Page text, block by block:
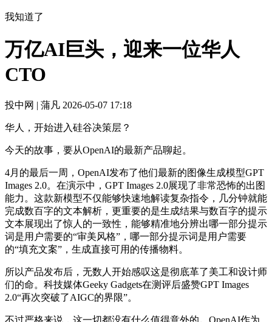
我知道了
万亿AI巨头，迎来一位华人
CTO
投中网 | 蒲凡 2026-05-07 17:18
华人，开始进入硅谷决策层？
今天的故事，要从OpenAI的最新产品聊起。
4月的最后一周，OpenAI发布了他们最新的图像生成模型GPT
Images 2.0。在演示中，GPT Images 2.0展现了非常恐怖的出图
能力。这款新模型不仅能够快速地解读复杂指令，几分钟就能
完成数百字的文本解析，更重要的是生成结果与数百字的提示
文本展现出了惊人的一致性，能够精准地分辨出哪一部分提示
词是用户需要的“审美风格”，哪一部分提示词是用户需要
的“填充文案”，生成直接可用的传播物料。
所以产品发布后，无数人开始感叹这是彻底革了美工和设计师
们的命。科技媒体Geeky Gadgets在测评后盛赞GPT Images
2.0“再次突破了AIGC的界限”。
不过严格来说，这一切都没有什么值得意外的。OpenAI作为